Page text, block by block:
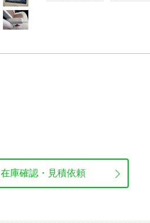
在庫確認・見積依頼